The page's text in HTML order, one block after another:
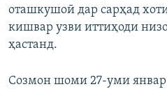
оташкушоӣ дар сарҳад
кишвар узви иттиҳоди
ҳастанд.
Созмон шоми 27-уми январ